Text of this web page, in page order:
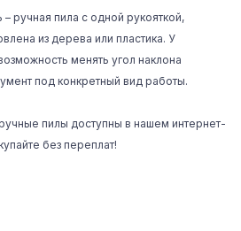
ручная пила с одной рукояткой,
из дерева или пластика. У
менять угол наклона
под конкретный вид работы.
пилы доступны в нашем интернет-
без переплат!